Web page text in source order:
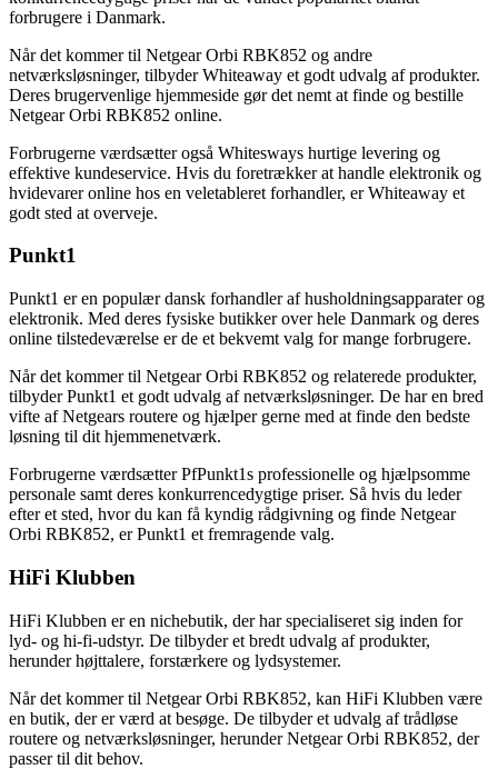
forbrugere i Danmark.
Når det kommer til Netgear Orbi RBK852 og andre
netværksløsninger, tilbyder Whiteaway et godt udvalg af produkter.
Deres brugervenlige hjemmeside gør det nemt at finde og bestille
Netgear Orbi RBK852 online.
Forbrugerne værdsætter også Whitesways hurtige levering og
effektive kundeservice. Hvis du foretrækker at handle elektronik og
hvidevarer online hos en veletableret forhandler, er Whiteaway et
godt sted at overveje.
Punkt1
Punkt1 er en populær dansk forhandler af husholdningsapparater og
elektronik. Med deres fysiske butikker over hele Danmark og deres
online tilstedeværelse er de et bekvemt valg for mange forbrugere.
Når det kommer til Netgear Orbi RBK852 og relaterede produkter,
tilbyder Punkt1 et godt udvalg af netværksløsninger. De har en bred
vifte af Netgears routere og hjælper gerne med at finde den bedste
løsning til dit hjemmenetværk.
Forbrugerne værdsætter PfPunkt1s professionelle og hjælpsomme
personale samt deres konkurrencedygtige priser. Så hvis du leder
efter et sted, hvor du kan få kyndig rådgivning og finde Netgear
Orbi RBK852, er Punkt1 et fremragende valg.
HiFi Klubben
HiFi Klubben er en nichebutik, der har specialiseret sig inden for
lyd- og hi-fi-udstyr. De tilbyder et bredt udvalg af produkter,
herunder højttalere, forstærkere og lydsystemer.
Når det kommer til Netgear Orbi RBK852, kan HiFi Klubben være
en butik, der er værd at besøge. De tilbyder et udvalg af trådløse
routere og netværksløsninger, herunder Netgear Orbi RBK852, der
passer til dit behov.